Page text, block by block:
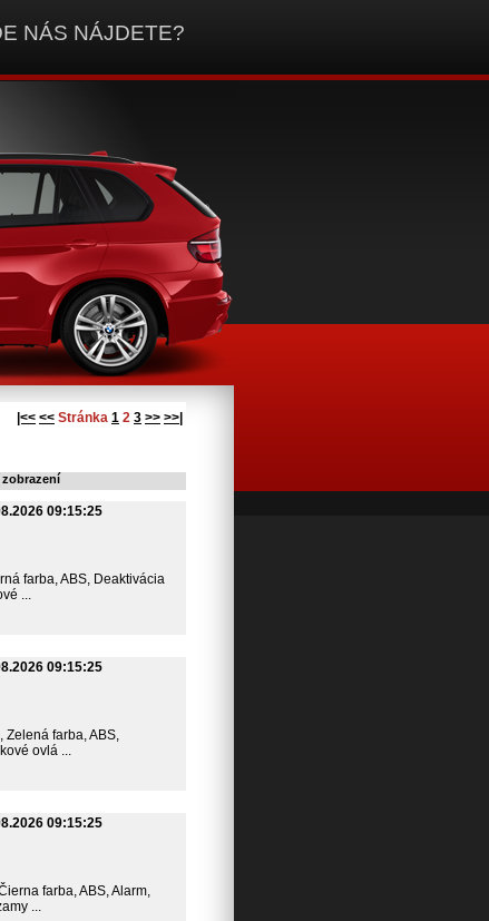
NÁS NÁJDETE?
|<< << Stránka 1 2 3 >> >>|
zobrazení
09:15:25
farba, ABS, Deaktivácia
...
09:15:25
Zelená farba, ABS,
ovlá ...
09:15:25
farba, ABS, Alarm,
...